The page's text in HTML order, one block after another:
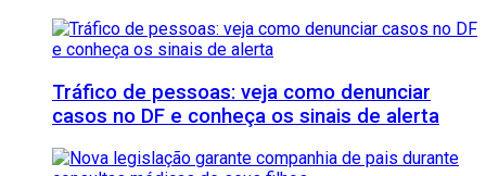
Tráfico de pessoas: veja como denunciar
casos no DF e conheça os sinais de alerta